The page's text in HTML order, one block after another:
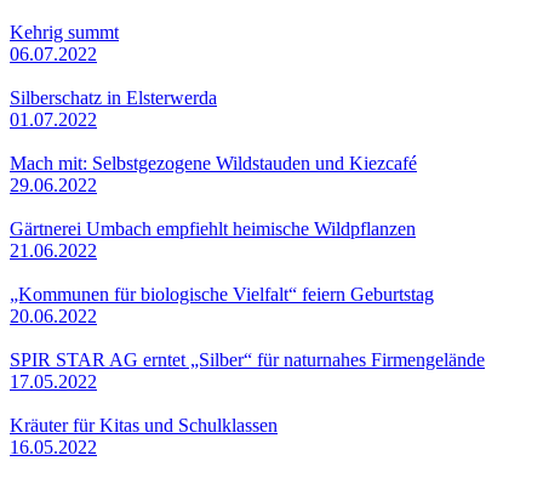
Kehrig summt
06.07.2022
Silberschatz in Elsterwerda
01.07.2022
Mach mit: Selbstgezogene Wildstauden und Kiezcafé
29.06.2022
Gärtnerei Umbach empfiehlt heimische Wildpflanzen
21.06.2022
„Kommunen für biologische Vielfalt“ feiern Geburtstag
20.06.2022
SPIR STAR AG erntet „Silber“ für naturnahes Firmengelände
17.05.2022
Kräuter für Kitas und Schulklassen
16.05.2022